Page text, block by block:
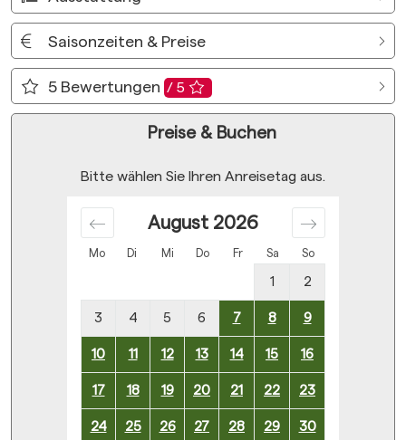
Saisonzeiten & Preise
5 Bewertungen / 5
Preise & Buchen
Bitte wählen Sie Ihren Anreisetag aus.
Mo Di Mi Do Fr Sa So
August 2026
1 2
3 4 5 6 7 8 9
10 11 12 13 14 15 16
17 18 19 20 21 22 23
24 25 26 27 28 29 30